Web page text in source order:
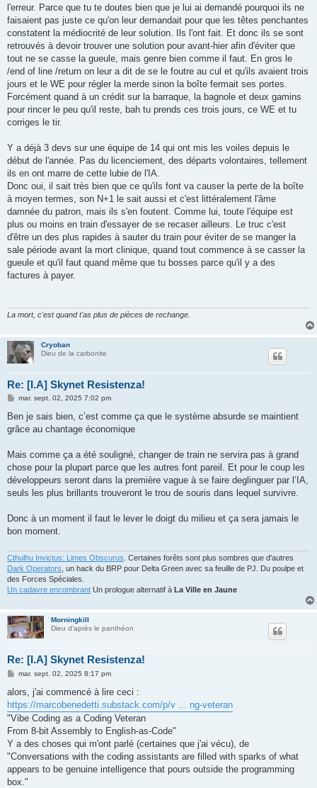
l'erreur. Parce que tu te doutes bien que je lui ai demandé pourquoi ils ne
faisaient pas juste ce qu'on leur demandait pour que les têtes penchantes
constatent la médiocrité de leur solution. Ils l'ont fait. Et donc ils se sont
retrouvés à devoir trouver une solution pour avant-hier afin d'éviter que
tout ne se casse la gueule, mais genre bien comme il faut. En gros le
/end of line /return on leur a dit de se le foutre au cul et qu'ils avaient trois
jours et le WE pour régler la merde sinon la boîte fermait ses portes.
Forcément quand à un crédit sur la barraque, la bagnole et deux gamins
pour rincer le peu qu'il reste, bah tu prends ces trois jours, ce WE et tu
corriges le tir.
Y a déjà 3 devs sur une équipe de 14 qui ont mis les voiles depuis le
début de l'année. Pas du licenciement, des départs volontaires, tellement
ils en ont marre de cette lubie de l'IA.
Donc oui, il sait très bien que ce qu'ils font va causer la perte de la boîte
à moyen termes, son N+1 le sait aussi et c'est littéralement l'âme
damnée du patron, mais ils s'en foutent. Comme lui, toute l'équipe est
plus ou moins en train d'essayer de se recaser ailleurs. Le truc c'est
d'être un des plus rapides à sauter du train pour éviter de se manger la
sale période avant la mort clinique, quand tout commence à se casser la
gueule et qu'il faut quand même que tu bosses parce qu'il y a des
factures à payer.
La mort, c'est quand t'as plus de pièces de rechange.
Cryoban
Dieu de la carbonite
Re: [I.A] Skynet Resistenza!
M
s
a
mar. sept. 02, 2025 7:02 pm
Ben je sais bien, c’est comme ça que le système absurde se maintient
grâce au chantage économique
Mais comme ça a été souligné, changer de train ne servira pas à grand
chose pour la plupart parce que les autres font pareil. Et pour le coup les
développeurs seront dans la première vague à se faire deglinguer par l’IA,
seuls les plus brillants trouveront le trou de souris dans lequel survivre.
Donc à un moment il faut le lever le doigt du milieu et ça sera jamais le
bon moment.
Cthulhu Invictus: Limes Obscurus . Certaines forêts sont plus sombres que d'autres
Dark Operators , un hack du BRP pour Delta Green avec sa feuille de PJ. Du poulpe et
des Forces Spéciales.
Un cadavre encombrant Un prologue alternatif à La Ville en Jaune
Morningkill
Dieu d'après le panthéon
Re: [I.A] Skynet Resistenza!
M
s
a
g
e
mar. sept. 02, 2025 8:17 pm
alors, j'ai commencé à lire ceci :
https://marcobenedetti.substack.com/p/v ... ng-veteran
"Vibe Coding as a Coding Veteran
From 8-bit Assembly to English-as-Code"
Y a des choses qui m'ont parlé (certaines que j'ai vécu), de
"Conversations with the coding assistants are filled with sparks of what
appears to be genuine intelligence that pours outside the programming
box."